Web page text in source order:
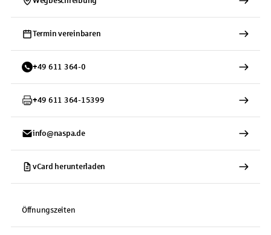
Termin vereinbaren
+49 611 364-0
+49 611 364-15399
info@naspa.de
vCard herunterladen
Öffnungszeiten